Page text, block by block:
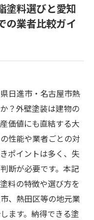
塗料選びと愛知
の業者比較ガイ
日進市・名古屋市熱
？外壁塗装は建物の
価値にも直結する大
性能や業者ごとの対
ポイントは多く、失
断が必要です。本記
料の特徴や選び方を
、熱田区等の地元業
ます。納得できる塗